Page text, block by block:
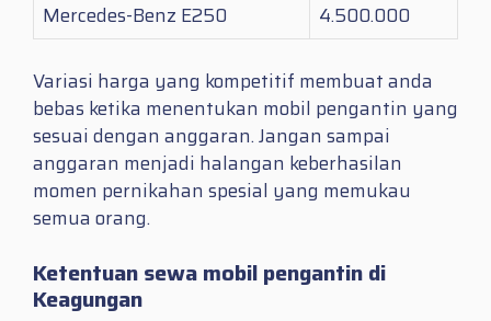
Mercedes-Benz E250
4.500.000
Variasi harga yang kompetitif membuat anda
bebas ketika menentukan mobil pengantin yang
sesuai dengan anggaran. Jangan sampai
anggaran menjadi halangan keberhasilan
momen pernikahan spesial yang memukau
semua orang.
Ketentuan sewa mobil pengantin di
Keagungan